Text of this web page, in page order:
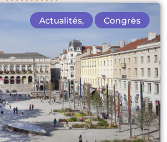
Actualités, Congrès